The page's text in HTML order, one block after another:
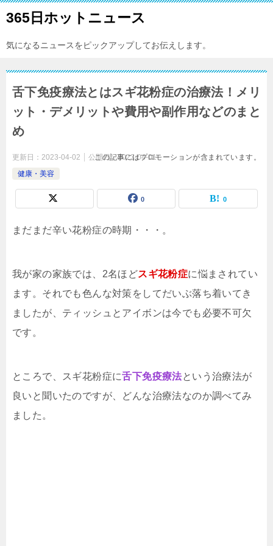
365日ホットニュース
気になるニュースをピックアップしてお伝えします。
舌下免疫療法とはスギ花粉症の治療法！メリ
ット・デメリットや費用や副作用などのまと
め
更新日： 2023-04-02 公開日：2023-04-01
健康・美容
この記事にはプロモーションが含まれています。
0 0
まだまだ辛い花粉症の時期・・・。
我が家の家族では、2名ほどスギ花粉症に悩まされてい
ます。それでも色んな対策をしてだいぶ落ち着いてき
ましたが、ティッシュとアイボンは今でも必要不可欠
です。
ところで、スギ花粉症に舌下免疫療法という治療法が
良いと聞いたのですが、どんな治療法なのか調べてみ
ました。